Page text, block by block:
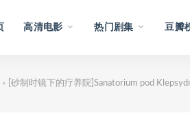
高清电影 热门剧集 豆瓣
> [砂制时镜下的疗养院]Sanatorium pod